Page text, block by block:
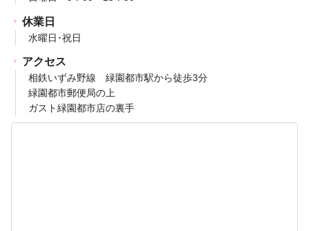
休業日
水曜日･祝日
アクセス
相鉄いずみ野線 緑園都市駅から徒歩3分
緑園都市郵便局の上
ガスト緑園都市店の裏手